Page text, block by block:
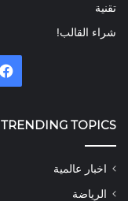
تقنية
شراء القالب!
TRENDING TOPICS
اخبار عالمية
الرياضة